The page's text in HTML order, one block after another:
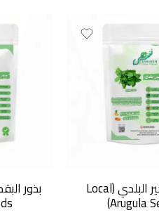
بذور الجرجير البلدي (Local
Arugula